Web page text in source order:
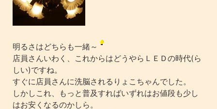
明るさはどちらも一緒～
店員さんいわく、これからはどうやらＬＥＤの時代(ら
しい)ですね。
すぐに店員さんに洗脳されるりょこちゃんでした。
しかしこれ、もっと普及すればいずれはお値段も少し
はお安くなるのかしら。